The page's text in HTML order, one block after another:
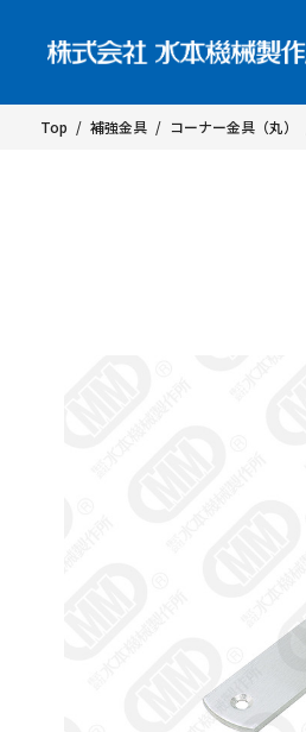
Top / 補強金具 / コーナー金具（丸）